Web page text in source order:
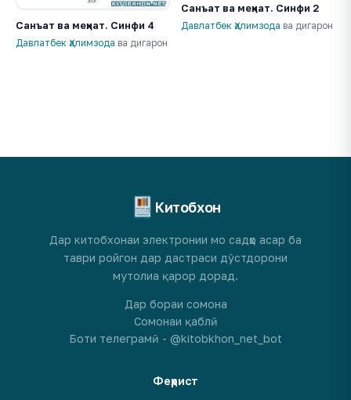
Санъат ва меҳнат. Синфи 4
Давлатбек Ҳалимзода ва дигарон
Санъат ва меҳнат. Синфи 2
Давлатбек Ҳалимзода ва дигарон
Китобхон
Дар китобхонаи электронии мо садҳо асар ба
таври ройгон дар дастраси дӯстдорони
мутолиа қарор дорад.
Дар бораи сомона
Сомонаи қаблӣ
Боти телеграмӣ - @kitobkhon_net_bot
Феҳрист